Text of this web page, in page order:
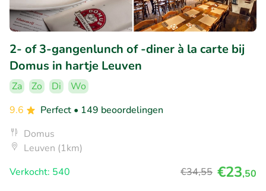
2- of 3-gangenlunch of -diner à la carte bij
Domus in hartje Leuven
Za Zo Di
Wo
9.6
Perfect • 149 beoordelingen
Domus
Leuven (1km)
Verkocht: 540
€34,55 €23,50